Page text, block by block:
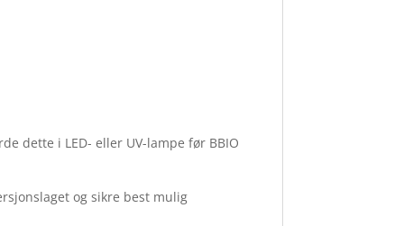
dette i LED- eller UV-lampe før BBIO
og sikre best mulig